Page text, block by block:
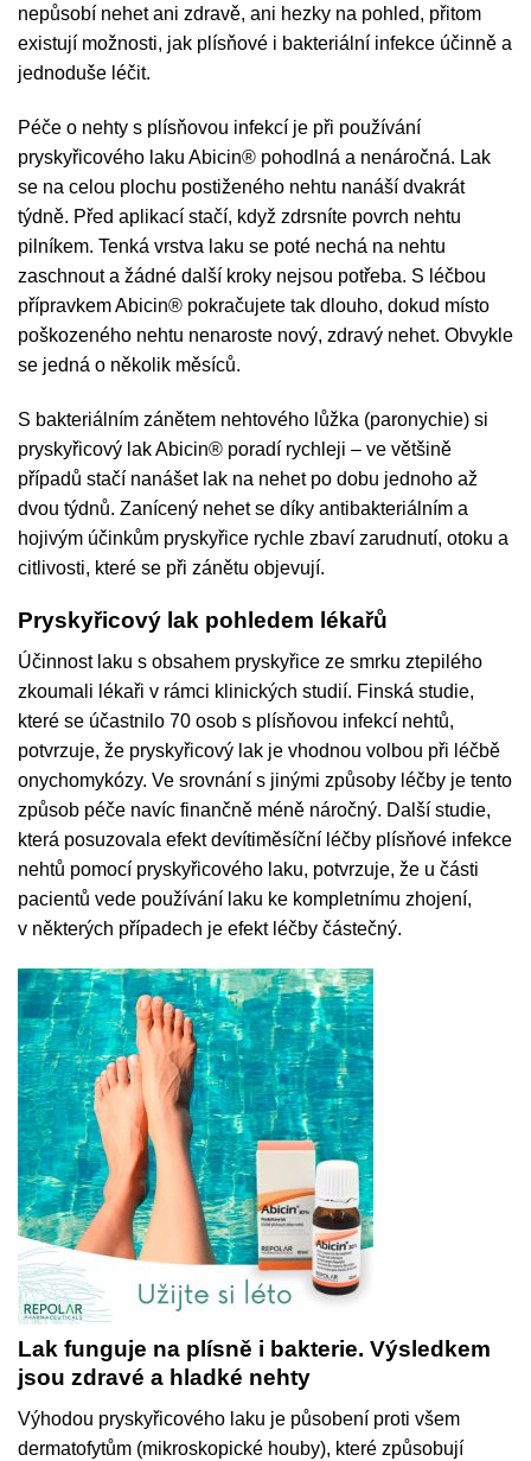
nepůsobí nehet ani zdravě, ani hezky na pohled, přitom
existují možnosti, jak plísňové i bakteriální infekce účinně a
jednoduše léčit.
Péče o nehty s plísňovou infekcí je při používání
pryskyřicového laku Abicin® pohodlná a nenáročná. Lak
se na celou plochu postiženého nehtu nanáší dvakrát
týdně. Před aplikací stačí, když zdrsníte povrch nehtu
pilníkem. Tenká vrstva laku se poté nechá na nehtu
zaschnout a žádné další kroky nejsou potřeba. S léčbou
přípravkem Abicin® pokračujete tak dlouho, dokud místo
poškozeného nehtu nenaroste nový, zdravý nehet. Obvykle
se jedná o několik měsíců.
S bakteriálním zánětem nehtového lůžka (paronychie) si
pryskyřicový lak Abicin® poradí rychleji – ve většině
případů stačí nanášet lak na nehet po dobu jednoho až
dvou týdnů. Zanícený nehet se díky antibakteriálním a
hojivým účinkům pryskyřice rychle zbaví zarudnutí, otoku a
citlivosti, které se při zánětu objevují.
Pryskyřicový lak pohledem lékařů
Účinnost laku s obsahem pryskyřice ze smrku ztepilého
zkoumali lékaři v rámci klinických studií. Finská studie,
které se účastnilo 70 osob s plísňovou infekcí nehtů,
potvrzuje, že pryskyřicový lak je vhodnou volbou při léčbě
onychomykózy. Ve srovnání s jinými způsoby léčby je tento
způsob péče navíc finančně méně náročný. Další studie,
která posuzovala efekt devítiměsíční léčby plísňové infekce
nehtů pomocí pryskyřicového laku, potvrzuje, že u části
pacientů vede používání laku ke kompletnímu zhojení,
v některých případech je efekt léčby částečný.
Lak funguje na plísně i bakterie. Výsledkem
jsou zdravé a hladké nehty
Výhodou pryskyřicového laku je působení proti všem
dermatofytům (mikroskopické houby), které způsobují